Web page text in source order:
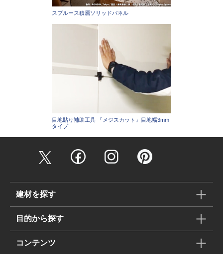
スプルース積層ソリッドパネル
目地貼り補助工具 『メジスカット』目地幅3mm
タイプ
建材を探す
目的から探す
コンテンツ